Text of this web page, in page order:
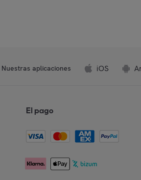
Nuestras aplicaciones iOS
El pago